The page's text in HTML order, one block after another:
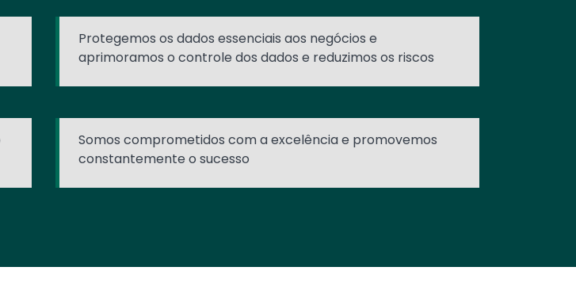
Protegemos os dados essenciais aos negócios e
aprimoramos o controle dos dados e reduzimos os riscos
Somos comprometidos com a excelência e promovemos
constantemente o sucesso